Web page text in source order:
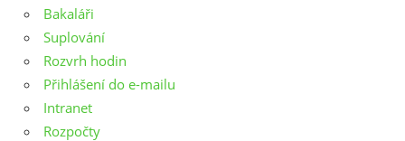
Bakaláři
Suplování
Rozvrh hodin
Přihlášení do e-mailu
Intranet
Rozpočty